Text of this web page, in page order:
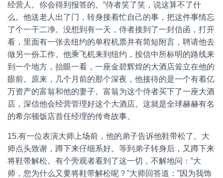
经营人。你会得到报答的。”侍者笑了笑，说这算不了什
么。他送老人出了门，转身接着忙自己的事，把这件事情忘
了个一干二净。没想到有一天，侍者接到了一封信函，打开
看，里面有一张去纽约的单程机票并有简短附言，聘请他去
做另一份工作。他乘飞机来到纽约，按信中所标明的路线来
到一个地方，抬眼一看，一座金碧辉煌的大酒店耸立在他的
眼前。原来，几个月前的那个深夜，他接待的是一个有着亿
万资产的富翁和他的妻子。富翁为这个侍者买下了一座大酒
店，深信他会经营管理好这个大酒店。这就是全球赫赫有名
的希尔顿饭店首任经理的传奇故事。
15.有一位表演大师上场前，他的弟子告诉他鞋带松了。大
师点头致谢，蹲下来仔细系好。等到弟子转身后，又蹲下来
将鞋带解松。有个旁观者看到了这一切，不解地问：”大
师，您为什么又要将鞋带解松呢？”大师回答道：”因为我饰